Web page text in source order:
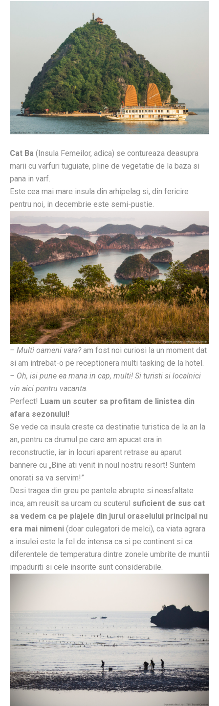
Cat Ba (Insula Femeilor, adica) se contureaza deasupra
marii cu varfuri tuguiate, pline de vegetatie de la baza si
pana in varf.
Este cea mai mare insula din arhipelag si, din fericire
pentru noi, in decembrie este semi-pustie.
– Multi oameni vara?am fost noi curiosi la un moment dat
si am intrebat-o pe receptionera multi tasking de la hotel.
– Oh, isi pune ea mana in cap, multi! Si turisti si localnici
vin aici pentru vacanta.
Perfect! Luam un scuter sa profitam de linistea din
afara sezonului!
Se vede ca insula creste ca destinatie turistica de la an la
an, pentru ca drumul pe care am apucat era in
reconstructie, iar in locuri aparent retrase au aparut
bannere cu „Bine ati venit in noul nostru resort! Suntem
onorati sa va servim!”
Desi tragea din greu pe pantele abrupte si neasfaltate
inca, am reusit sa urcam cu scuterul suficient de sus cat
sa vedem ca pe plajele din jurul oraselului principal nu
era mai nimeni (doar culegatori de melci), ca viata agrara
a insulei este la fel de intensa ca si pe continent si ca
diferentele de temperatura dintre zonele umbrite de muntii
impaduriti si cele insorite sunt considerabile.